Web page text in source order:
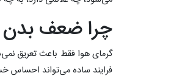
چرا ضعف بدن
گرمای هوا فقط باعث تعریق
فرایند ساده می‌تواند احساس